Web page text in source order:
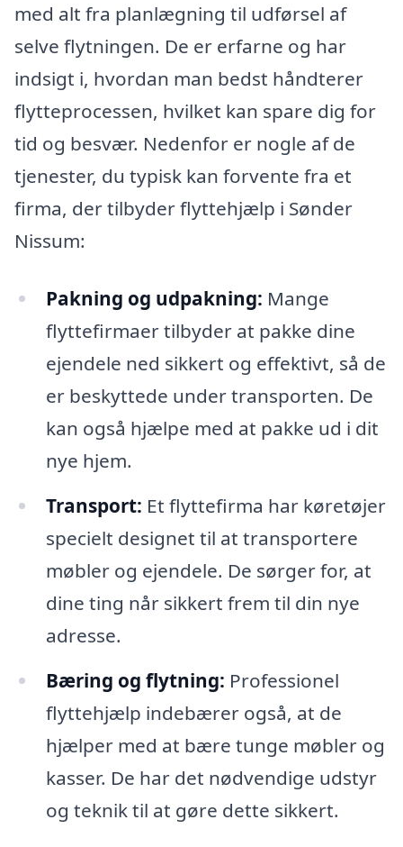
med alt fra planlægning til udførsel af
selve flytningen. De er erfarne og har
indsigt i, hvordan man bedst håndterer
flytteprocessen, hvilket kan spare dig for
tid og besvær. Nedenfor er nogle af de
tjenester, du typisk kan forvente fra et
firma, der tilbyder flyttehjælp i Sønder
Nissum:
Pakning og udpakning: Mange
flyttefirmaer tilbyder at pakke dine
ejendele ned sikkert og effektivt, så de
er beskyttede under transporten. De
kan også hjælpe med at pakke ud i dit
nye hjem.
Transport: Et flyttefirma har køretøjer
specielt designet til at transportere
møbler og ejendele. De sørger for, at
dine ting når sikkert frem til din nye
adresse.
Bæring og flytning: Professionel
flyttehjælp indebærer også, at de
hjælper med at bære tunge møbler og
kasser. De har det nødvendige udstyr
og teknik til at gøre dette sikkert.